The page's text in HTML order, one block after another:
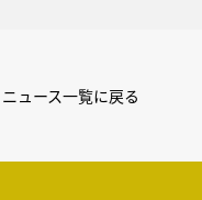
ニュース一覧に戻る